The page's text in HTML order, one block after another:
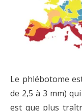
Le phlébotome
de 2,5 à 3 mm)
est que plus